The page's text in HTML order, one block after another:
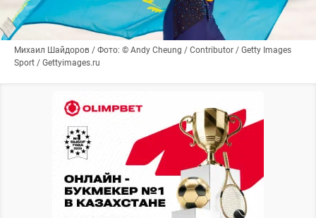
Михаил Шайдоров / Фото: © Andy Cheung / Contributor / Getty Images
Sport / Gettyimages.ru